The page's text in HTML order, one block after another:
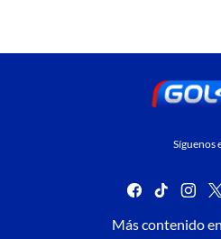
Síguenos
facebook
tiktok
Más contenido en